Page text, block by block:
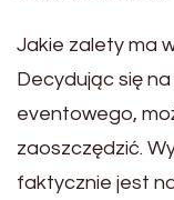
Jakie zalety ma
Decydując się
eventowego,
zaoszczędzić.
faktycznie jest